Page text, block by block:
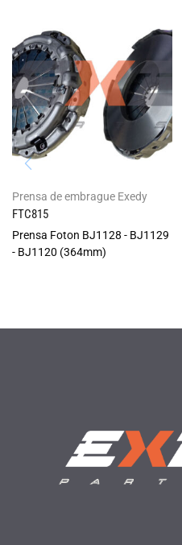
Prensa de embrague Exedy
FTC815
Prensa Foton BJ1128 - BJ1129
- BJ1120 (364mm)